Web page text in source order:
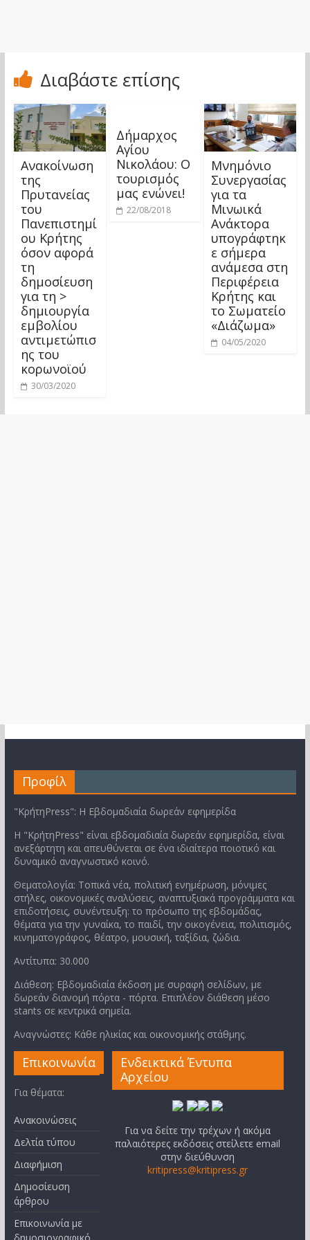
Διαβάστε επίσης
Ανακοίνωση
της
Πρυτανείας
του
Πανεπιστημί
ου Κρήτης
όσον αφορά
τη
δημοσίευση
για τη >
δημιουργία
εμβολίου
αντιμετώπισ
ης του
κορωνοϊού
30/03/2020
Δήμαρχος
Αγίου
Νικολάου: Ο
τουρισμός
μας ενώνει!
22/08/2018
Μνημόνιο
Συνεργασίας
για τα
Μινωικά
Ανάκτορα
υπογράφτηκ
ε σήμερα
ανάμεσα στη
Περιφέρεια
Κρήτης και
το Σωματείο
«Διάζωμα»
04/05/2020
Προφίλ
"ΚρήτηPress": Η Εβδομαδιαία δωρεάν εφημερίδα
Η "ΚρήτηPress" είναι εβδομαδιαία δωρεάν εφημερίδα, είναι
ανεξάρτητη και απευθύνεται σε ένα ιδιαίτερα ποιοτικό και
δυναμικό αναγνωστικό κοινό.
Θεματολογία: Τοπικά νέα, πολιτική ενημέρωση, μόνιμες
στήλες, οικονομικές αναλύσεις, αναπτυξιακά προγράμματα και
επιδοτήσεις, συνέντευξη: το πρόσωπο της εβδομάδας,
θέματα για την γυναίκα, το παιδί, την οικογένεια, πολιτισμός,
κινηματογράφος, θέατρο, μουσική, ταξίδια, ζώδια.
Αντίτυπα: 30.000
Διάθεση: Εβδομαδιαία έκδοση με συραφή σελίδων, με
δωρεάν διανομή πόρτα - πόρτα. Επιπλέον διάθεση μέσο
stants σε κεντρικά σημεία.
Αναγνώστες: Κάθε ηλικίας και οικονομικής στάθμης.
Επικοινωνία
Για θέματα:
Ανακοινώσεις
Δελτία τύπου
Διαφήμιση
Δημοσίευση
άρθρου
Επικοινωνία με
Ενδεικτικά Έντυπα
Αρχείου
Για να δείτε την τρέχων ή ακόμα
παλαιότερες εκδόσεις στείλετε email
στην διεύθυνση
kritipress@kritipress.gr